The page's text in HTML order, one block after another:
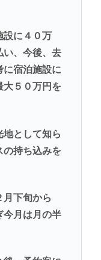
設に４０万
い、今後、去
に宿泊施設に
大５０万円を
として知ら
の持ち込みを
月下旬から
今月は月の半